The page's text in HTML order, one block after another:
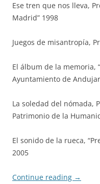
Ese tren que nos lleva,
Madrid” 1998
Juegos de misantropía,
El álbum de la memoria,
Ayuntamiento de
La soledad del nómada,
Patrimonio de la
El sonido de la rueca,
2005
Continue reading →